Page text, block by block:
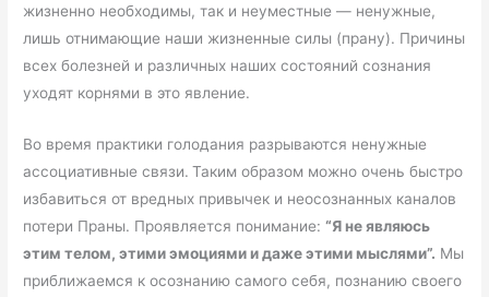
жизненно необходимы, так и неуместные — ненужные,
лишь отнимающие наши жизненные силы (прану). Причины
всех болезней и различных наших состояний сознания
уходят корнями в это явление.
Во время практики голодания разрываются ненужные
ассоциативные связи. Таким образом можно очень быстро
избавиться от вредных привычек и неосознанных каналов
потери Праны. Проявляется понимание:“Я не являюсь
этим телом, этими эмоциями и даже этими мыслями”. Мы
приближаемся к осознанию самого себя, познанию своего